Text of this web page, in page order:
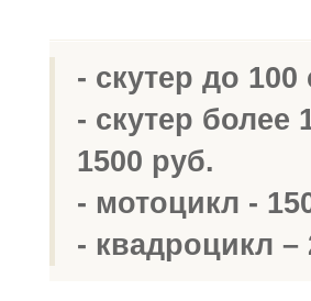
- скутер до
- скутер более
1500 руб.
- мотоцикл -
- квадроцикл –